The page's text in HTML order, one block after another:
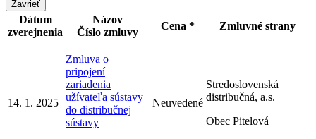
Zavrieť
Dátum
zverejnenia
Názov
Číslo zmluvy
Cena * Zmluvné strany
14. 1. 2025
Zmluva o
pripojení
zariadenia
užívateľa sústavy
do distribučnej
sústavy
Neuvedené
Stredoslovenská
distribučná, a.s.
Obec Pitelová